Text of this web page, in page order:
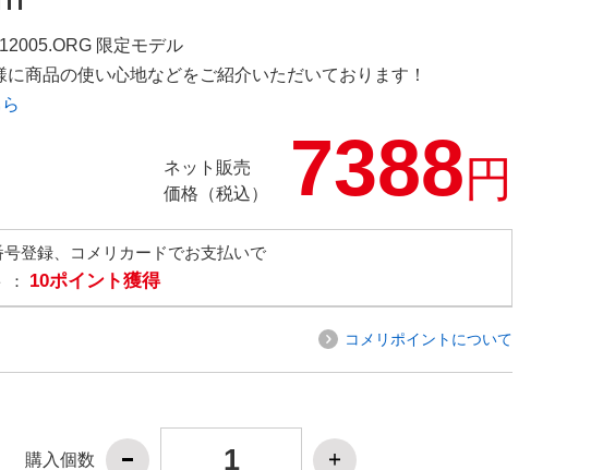
限定モデル
に商品の使い心地などをご紹介いただいております！
ネット販売
価格（税込）
7388円
号登録、コメリカードでお支払いで
： 10ポイント獲得
コメリポイントについて
購入個数